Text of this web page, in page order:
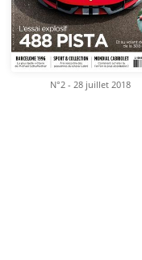
N°2 - 28 juillet 2018